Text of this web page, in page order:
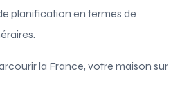
planification en termes de
la France, votre maison sur